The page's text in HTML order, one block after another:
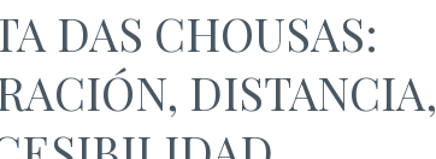
DAS CHOUSAS:
DISTANCIA,